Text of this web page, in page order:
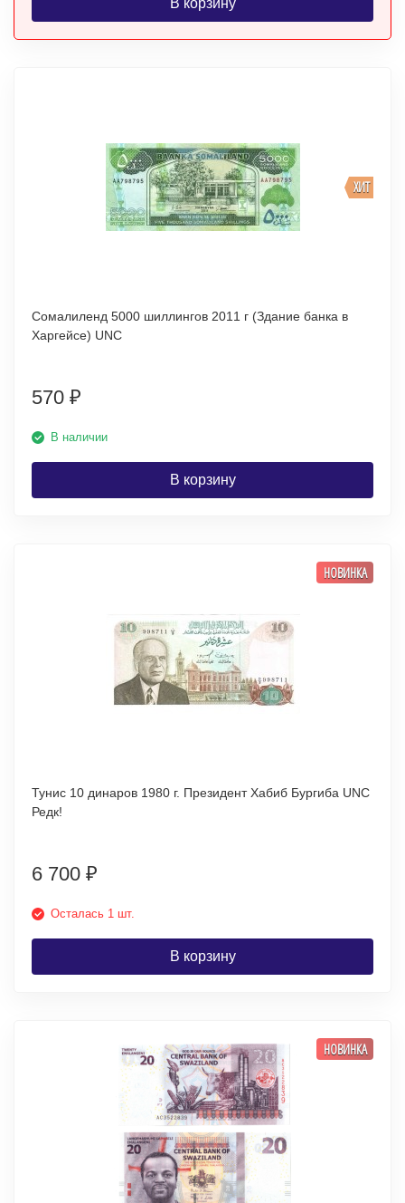
В корзину
ХИТ
Сомалиленд 5000 шиллингов 2011 г (Здание банка в
Харгейсе) UNC
570 ₽
В наличии
В корзину
НОВИНКА
Тунис 10 динаров 1980 г. Президент Хабиб Бургиба UNC
Редк!
6 700 ₽
Осталась 1 шт.
В корзину
НОВИНКА